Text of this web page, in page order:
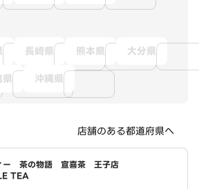
長崎県 熊本県
大分県
沖縄県
店舗のある都道府県へ
ー 茶の物語 宣喜茶 王子店
TEA